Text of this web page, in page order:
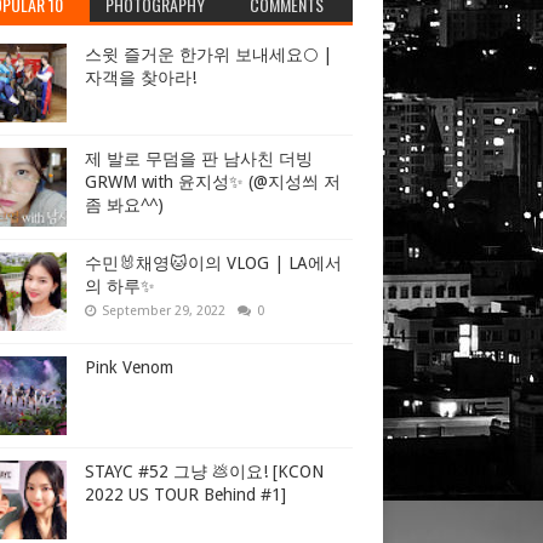
스윗 즐거운 한가위 보내세요🌕 |
자객을 찾아라!
제 발로 무덤을 판 남사친 더빙
GRWM with 윤지성✨ (@지성씌 저
좀 봐요^^)
수민🐰채영🐱이의 VLOG | LA에서
의 하루✨
September 29, 2022 0
Pink Venom
STAYC #52 그냥 💩이요! [KCON
2022 US TOUR Behind #1]